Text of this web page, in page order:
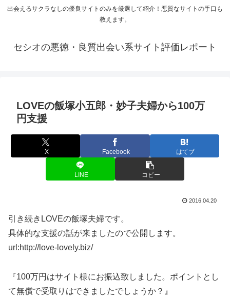
出会えるサクラなしの優良サイトのみを厳選して紹介！悪質なサイトの手口も
教えます。
セシオの悪徳・良質出会い系サイト評価レポート
LOVEの飯塚小五郎・妙子夫婦から100万
円支援
X Facebook はてブ
LINE コピー
2016.04.20
引き続きLOVEの飯塚夫婦です。
具体的な支援の話が来ましたので公開します。
url:http://love-lovely.biz/
『100万円はサイト様にお振込致しました。ポイントとし
て無償で受取りはできましたでしょうか？』